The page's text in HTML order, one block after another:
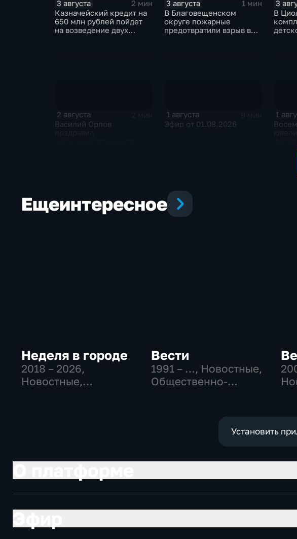
3 августа
2 мин
Казначейский кредит на
650 млн рублей пойдет
на возведение двух
3 августа
1 мин
В Благовещенском
округе пожарные
предотвратили взрыв в
3
В
2 августа
Василий Орлов
1 августа
Эфир от 01.08.2026
1
Ещеинтересное
Неделя в городе
2018 – 2026,
Новостные,
Вести
1991 – …, Новостные,
Общественно-
Установить